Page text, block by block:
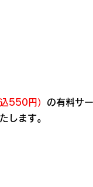
550円） の有料サ
します。